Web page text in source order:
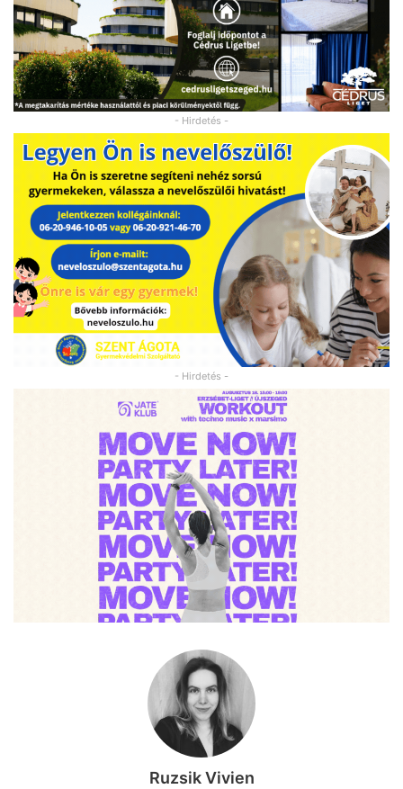
- Hirdetés -
- Hirdetés -
Ruzsik Vivien